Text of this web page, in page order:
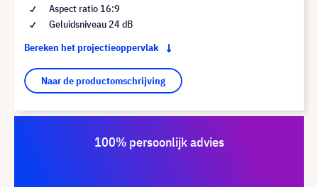
Aspect ratio 16:9
Geluidsniveau 24 dB
Bereken het projectieoppervlak
Naar de productomschrijving
100% persoonlijk advies